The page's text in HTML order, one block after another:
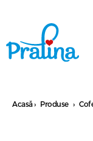
Acasă› Produse ›